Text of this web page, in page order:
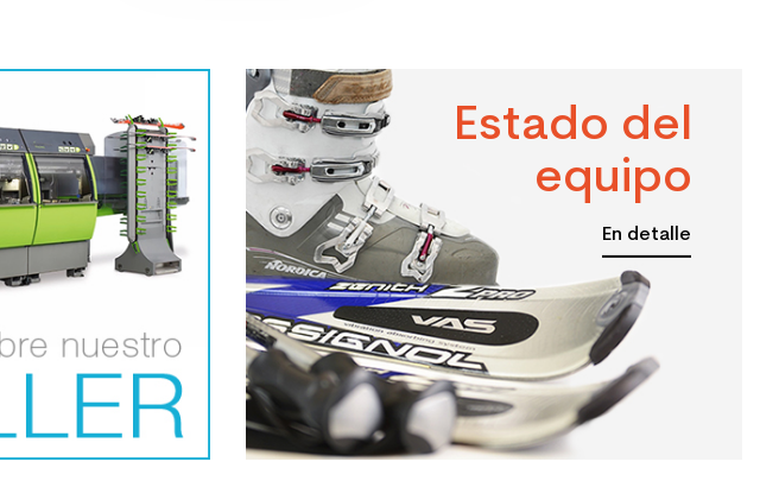
Estado del
equipo
En detalle